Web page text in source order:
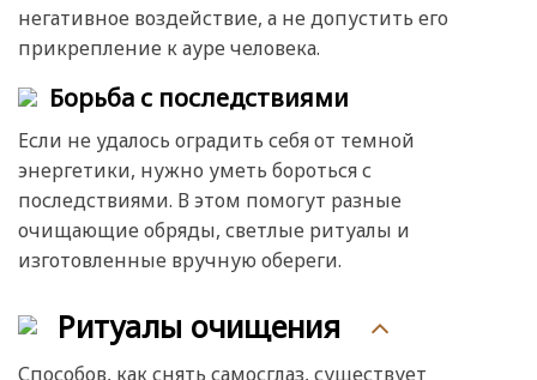
негативное воздействие, а не допустить его
прикрепление к ауре человека.
Борьба с последствиями
Если не удалось оградить себя от темной
энергетики, нужно уметь бороться с
последствиями. В этом помогут разные
очищающие обряды, светлые ритуалы и
изготовленные вручную обереги.
Ритуалы очищения
Способов, как снять самосглаз, существует